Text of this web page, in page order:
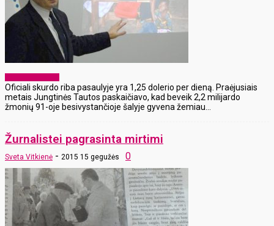
Oficiali skurdo riba pasaulyje yra 1,25 dolerio per dieną. Praėjusiais
metais Jungtinės Tautos paskaičiavo, kad beveik 2,2 milijardo
žmonių 91-oje besivystančioje šalyje gyvena žemiau...
Žurnalistei pagrasinta mirtimi
Sveta Vitkienė - 2015 15 gegužės 0